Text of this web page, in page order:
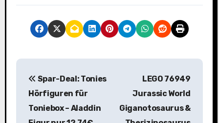
B
Spar-Deal: Tonies
Hörfiguren für
Toniebox – Aladdin
LEGO 76949
Jurassic World
Giganotosaurus &